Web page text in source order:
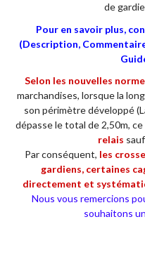
de
Pour en savoir plus,
(Description,
Selon les nouvelles
marchandises, lorsque la
son périmètre développé
dépasse le total de 2,50m,
relais
Par conséquent, les
gardiens, certaines
directement et
Nous vous remercions
souhaitons